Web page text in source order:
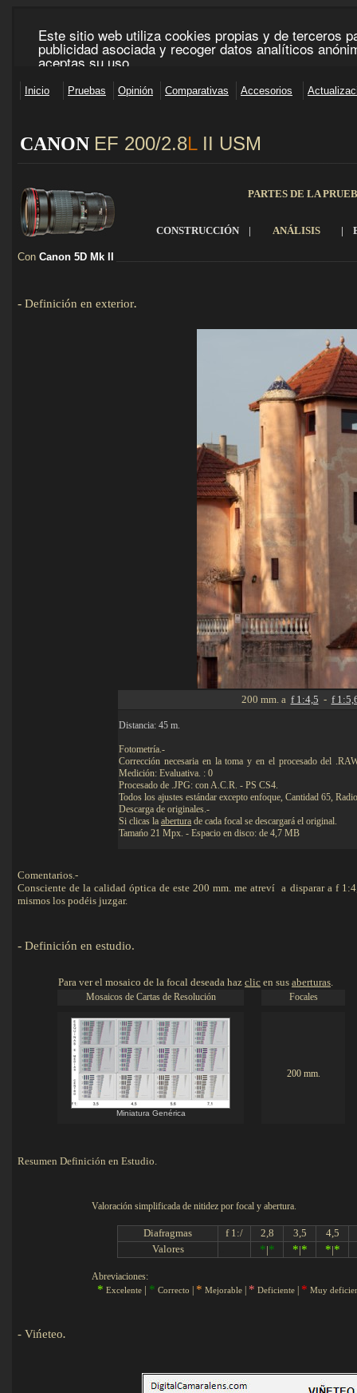
CANON EF 200/2.8LII USM
PARTES DE LA
CONSTRUCCIÓN | ANÁLISIS |
Con Canon 5D Mk II
- Definición en exterior.
200 mm. a f 1:4,5 - f
Distancia: 45 m.
Fotometría.-
Corrección necesaria en la toma y en el procesado del
Medición: Evaluativa. : 0
Procesado de .JPG: con A.C.R. - PS CS4.
Todos los ajustes estándar excepto enfoque, Cantidad 65,
Descarga de originales.-
Si clicas la abertura de cada focal se descargará el original.
Tamańo 21 Mpx. - Espacio en disco: de 4,7 MB
Comentarios.-
Consciente de la calidad óptica de este 200 mm. me atreví a disparar a f
mismos los podéis juzgar.
- Definición en estudio.
Para ver el mosaico de la focal deseada haz clic en sus aberturas.
Mosaicos de Cartas de Resolución Focales
Miniatura Genérica
200 mm.
Resumen Definición en Estudio.
Valoración simplificada de nitidez por focal y abertura.
Diafragmas f 1:/ 2,8 3,5
4,5
Valores
*|* *|* *|*
Abreviaciones:
* Excelente | * Correcto * Mejorable * Deficiente * Muy
- Vińeteo.